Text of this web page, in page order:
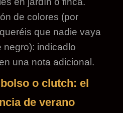
de colores (por
que nadie vaya
negro): indicadlo
una nota adicional.
o clutch: el
de verano